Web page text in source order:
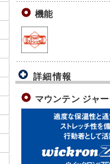
機能
詳細情報
マウンテン ジャ